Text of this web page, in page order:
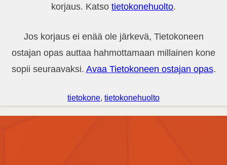
korjaus. Katso tietokonehuolto.
Jos korjaus ei enää ole järkevä, Tietokoneen
ostajan opas auttaa hahmottamaan millainen kone
sopii seuraavaksi. Avaa Tietokoneen ostajan opas.
tietokone, tietokonehuolto